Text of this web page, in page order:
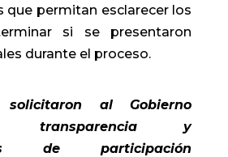
que permitan esclarecer los
si se presentaron
durante el proceso.
solicitaron al Gobierno
transparencia y
de participación